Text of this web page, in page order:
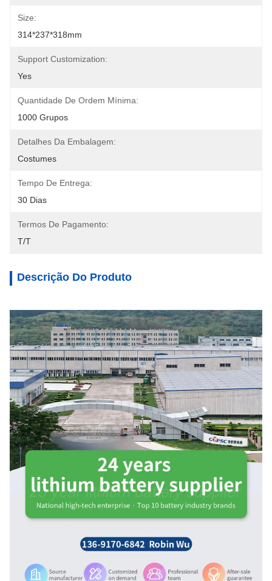
Size:
314*237*318mm
Support Customization:
Yes
Quantidade De Ordem Mínima:
1000 Grupos
Detalhes Da Embalagem:
Costumes
Tempo De Entrega:
30 Dias
Termos De Pagamento:
T/T
Descrição Do Produto